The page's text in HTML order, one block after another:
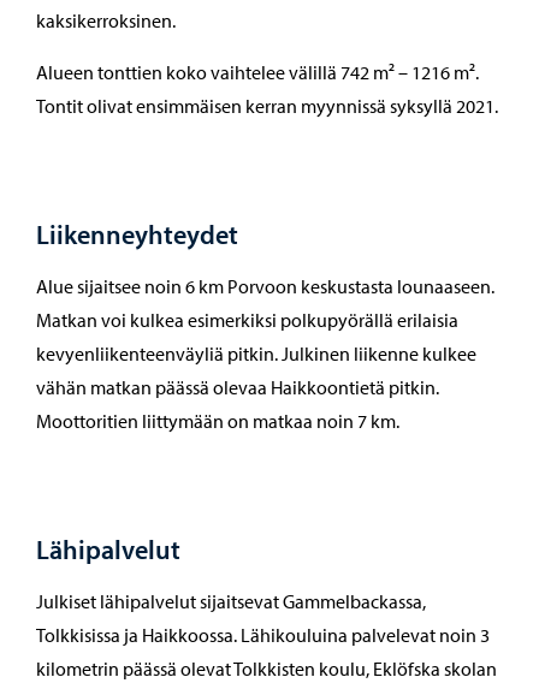
kaksikerroksinen.
Alueen tonttien koko vaihtelee välillä 742 m² – 1216 m².
Tontit olivat ensimmäisen kerran myynnissä syksyllä 2021.
Liikenneyhteydet
Alue sijaitsee noin 6 km Porvoon keskustasta lounaaseen.
Matkan voi kulkea esimerkiksi polkupyörällä erilaisia
kevyenliikenteenväyliä pitkin. Julkinen liikenne kulkee
vähän matkan päässä olevaa Haikkoontietä pitkin.
Moottoritien liittymään on matkaa noin 7 km.
Lähipalvelut
Julkiset lähipalvelut sijaitsevat Gammelbackassa,
Tolkkisissa ja Haikkoossa. Lähikouluina palvelevat noin 3
kilometrin päässä olevat Tolkkisten koulu, Eklöfska skolan